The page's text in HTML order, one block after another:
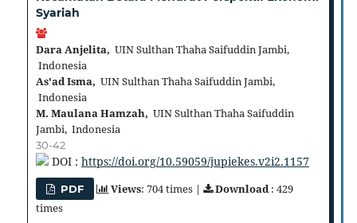
Syariah
Dara Anjelita, UIN Sulthan Thaha Saifuddin Jambi,
Indonesia
As'ad Isma, UIN Sulthan Thaha Saifuddin Jambi,
Indonesia
M. Maulana Hamzah, UIN Sulthan Thaha Saifuddin
Jambi, Indonesia
30-42
DOI : https://doi.org/10.59059/jupiekes.v2i2.1157
PDF Views: 704 times | Download: 429
times